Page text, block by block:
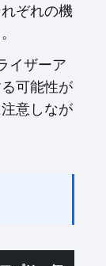
ぞれの機
イザーア
可能性が
意しなが